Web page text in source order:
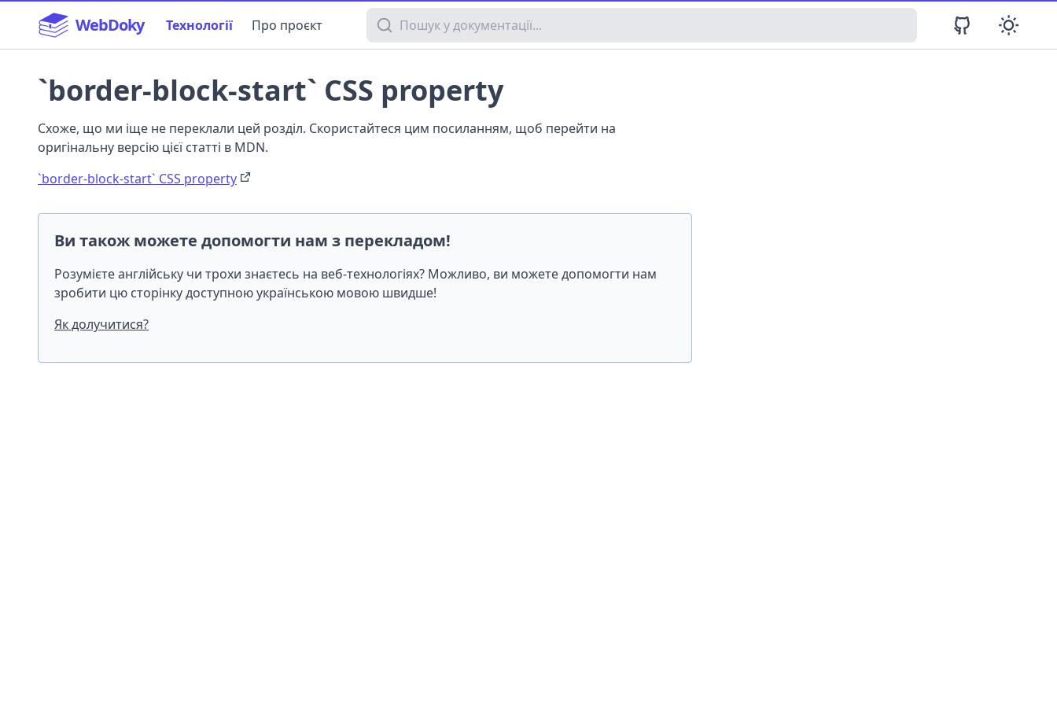
WebDoky Технології Про проєкт Пошук у документації
`border-block-start` CSS property
Схоже, що ми іще не переклали цей розділ. Скористайтеся цим посиланням, щоб перейти на
оригінальну версію цієї статті в MDN.
`border-block-start` CSS property
Ви також можете допомогти нам з перекладом!
Розумієте англійську чи трохи знаєтесь на веб-технологіях? Можливо, ви можете допомогти нам
зробити цю сторінку доступною українською мовою швидше!
Як долучитися?